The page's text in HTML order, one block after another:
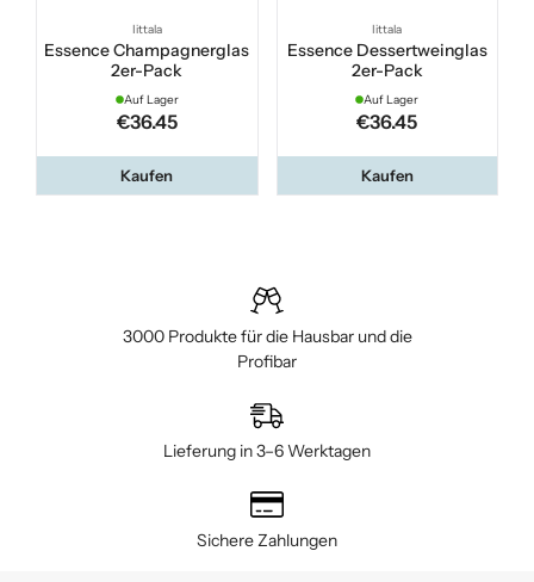
Iittala
Essence Champagnerglas
2er-Pack
Auf Lager
€36.45
Kaufen
Iittala
Essence Dessertweinglas
2er-Pack
Auf Lager
€36.45
Kaufen
3000 Produkte für die Hausbar und die
Profibar
Lieferung in 3–6 Werktagen
Sichere Zahlungen